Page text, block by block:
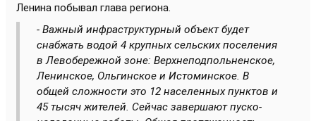
Ленина побывал глава региона.
- Важный инфраструктурный объект будет
снабжать водой 4 крупных сельских поселения
в Левобережной зоне: Верхнеподпольненское,
Ленинское, Ольгинское и Истоминское. В
общей сложности это 12 населенных пунктов и
45 тысяч жителей. Сейчас завершают пуско-